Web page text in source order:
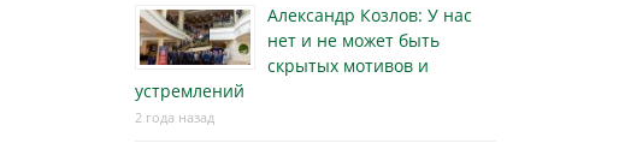
Александр Козлов: У нас
нет и не может быть
скрытых мотивов и
устремлений
2 года назад